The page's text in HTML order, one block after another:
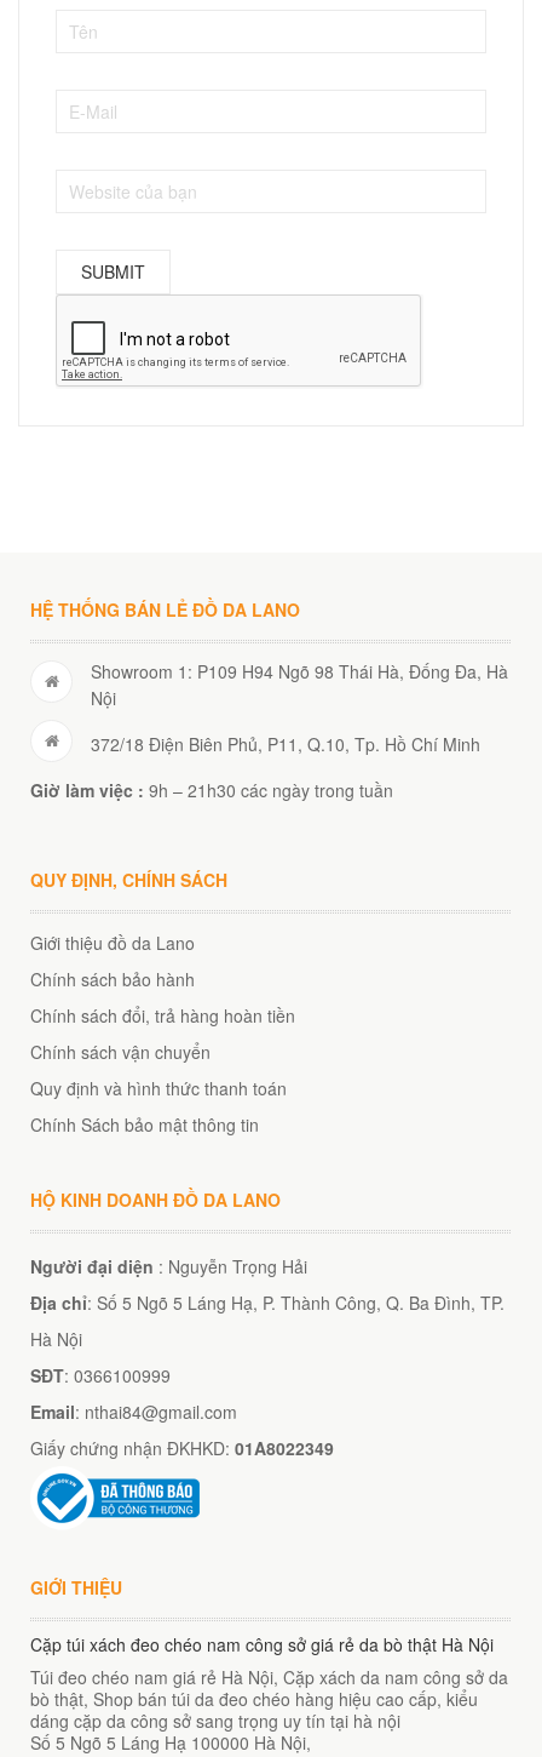
HỆ THỐNG BÁN LẺ ĐỒ DA LANO
Showroom 1: P109 H94 Ngõ 98 Thái Hà, Đống Đa, Hà
Nội
372/18 Điện Biên Phủ, P11, Q.10, Tp. Hồ Chí Minh
Giờ làm việc : 9h – 21h30 các ngày trong tuần
QUY ĐỊNH, CHÍNH SÁCH
Giới thiệu đồ da Lano
Chính sách bảo hành
Chính sách đổi, trả hàng hoàn tiền
Chính sách vận chuyển
Quy định và hình thức thanh toán
Chính Sách bảo mật thông tin
HỘ KINH DOANH ĐỒ DA LANO
Người đại diện : Nguyễn Trọng Hải
Địa chỉ: Số 5 Ngõ 5 Láng Hạ, P. Thành Công, Q. Ba Đình, TP.
Hà Nội
SĐT: 0366100999
Email: nthai84@gmail.com
Giấy chứng nhận ĐKHKD: 01A8022349
GIỚI THIỆU
Cặp túi xách đeo chéo nam công sở giá rẻ da bò thật Hà Nội
Túi đeo chéo nam giá rẻ Hà Nội, Cặp xách da nam công sở da
bò thật, Shop bán túi da đeo chéo hàng hiệu cao cấp, kiểu
dáng cặp da công sở sang trọng uy tín tại hà nội
Số 5 Ngõ 5 Láng Hạ 100000 Hà Nội,